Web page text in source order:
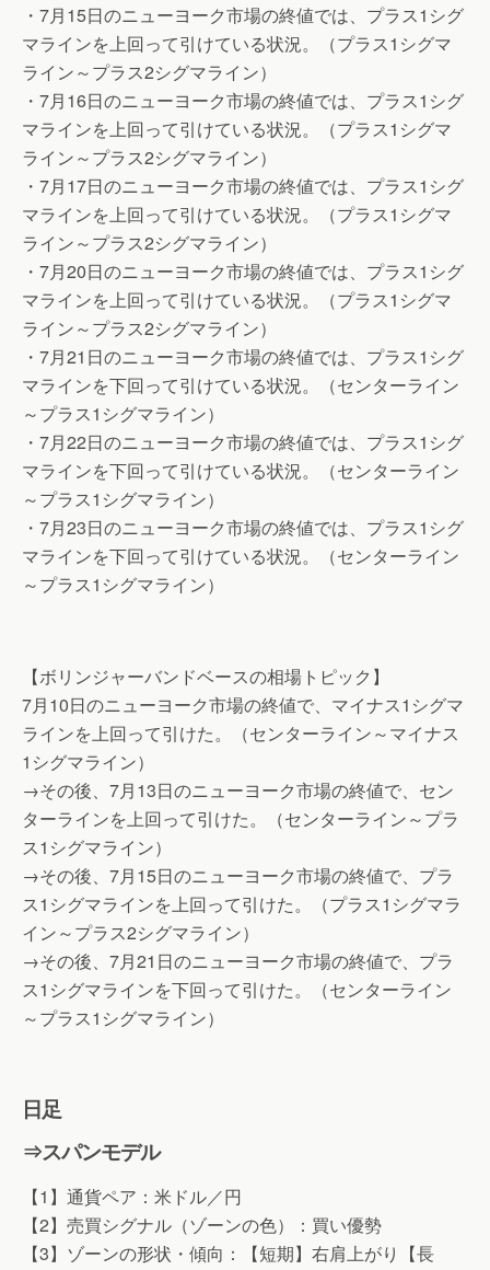
・7月15日のニューヨーク市場の終値では、プラス1シグ
マラインを上回って引けている状況。（プラス1シグマ
ライン～プラス2シグマライン）
・7月16日のニューヨーク市場の終値では、プラス1シグ
マラインを上回って引けている状況。（プラス1シグマ
ライン～プラス2シグマライン）
・7月17日のニューヨーク市場の終値では、プラス1シグ
マラインを上回って引けている状況。（プラス1シグマ
ライン～プラス2シグマライン）
・7月20日のニューヨーク市場の終値では、プラス1シグ
マラインを上回って引けている状況。（プラス1シグマ
ライン～プラス2シグマライン）
・7月21日のニューヨーク市場の終値では、プラス1シグ
マラインを下回って引けている状況。（センターライン
～プラス1シグマライン）
・7月22日のニューヨーク市場の終値では、プラス1シグ
マラインを下回って引けている状況。（センターライン
～プラス1シグマライン）
・7月23日のニューヨーク市場の終値では、プラス1シグ
マラインを下回って引けている状況。（センターライン
～プラス1シグマライン）
【ボリンジャーバンドベースの相場トピック】
7月10日のニューヨーク市場の終値で、マイナス1シグマ
ラインを上回って引けた。（センターライン～マイナス
1シグマライン）
→その後、7月13日のニューヨーク市場の終値で、セン
ターラインを上回って引けた。（センターライン～プラ
ス1シグマライン）
→その後、7月15日のニューヨーク市場の終値で、プラ
ス1シグマラインを上回って引けた。（プラス1シグマラ
イン～プラス2シグマライン）
→その後、7月21日のニューヨーク市場の終値で、プラ
ス1シグマラインを下回って引けた。（センターライン
～プラス1シグマライン）
日足
⇒スパンモデル
【1】通貨ペア：米ドル／円
【2】売買シグナル（ゾーンの色）：買い優勢
【3】ゾーンの形状・傾向：【短期】右肩上がり【長